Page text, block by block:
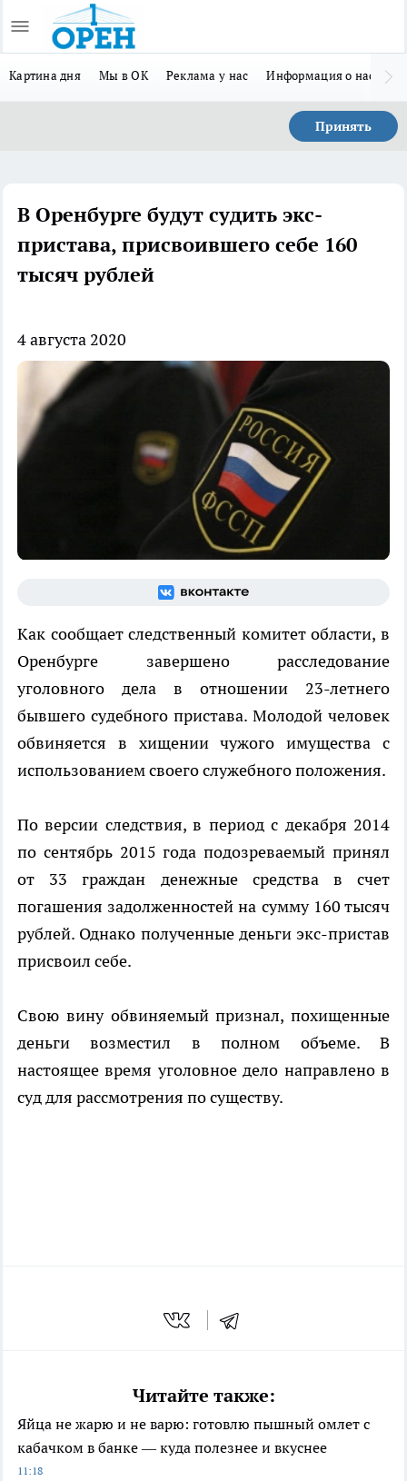
Картина дня Мы в ОК Реклама у нас Информация о нас
Принять
В Оренбурге будут судить экс-
пристава, присвоившего себе 160
тысяч рублей
4 августа 2020
Как сообщает следственный комитет области, в
Оренбурге завершено расследование
уголовного дела в отношении 23-летнего
бывшего судебного пристава. Молодой человек
обвиняется в хищении чужого имущества с
использованием своего служебного положения.
По версии следствия, в период с декабря 2014
по сентябрь 2015 года подозреваемый принял
от 33 граждан денежные средства в счет
погашения задолженностей на сумму 160 тысяч
рублей. Однако полученные деньги экс-пристав
присвоил себе.
Свою вину обвиняемый признал, похищенные
деньги возместил в полном объеме. В
настоящее время уголовное дело направлено в
суд для рассмотрения по существу.
Читайте также:
Яйца не жарю и не варю: готовлю пышный омлет с
кабачком в банке — куда полезнее и вкуснее
11:18